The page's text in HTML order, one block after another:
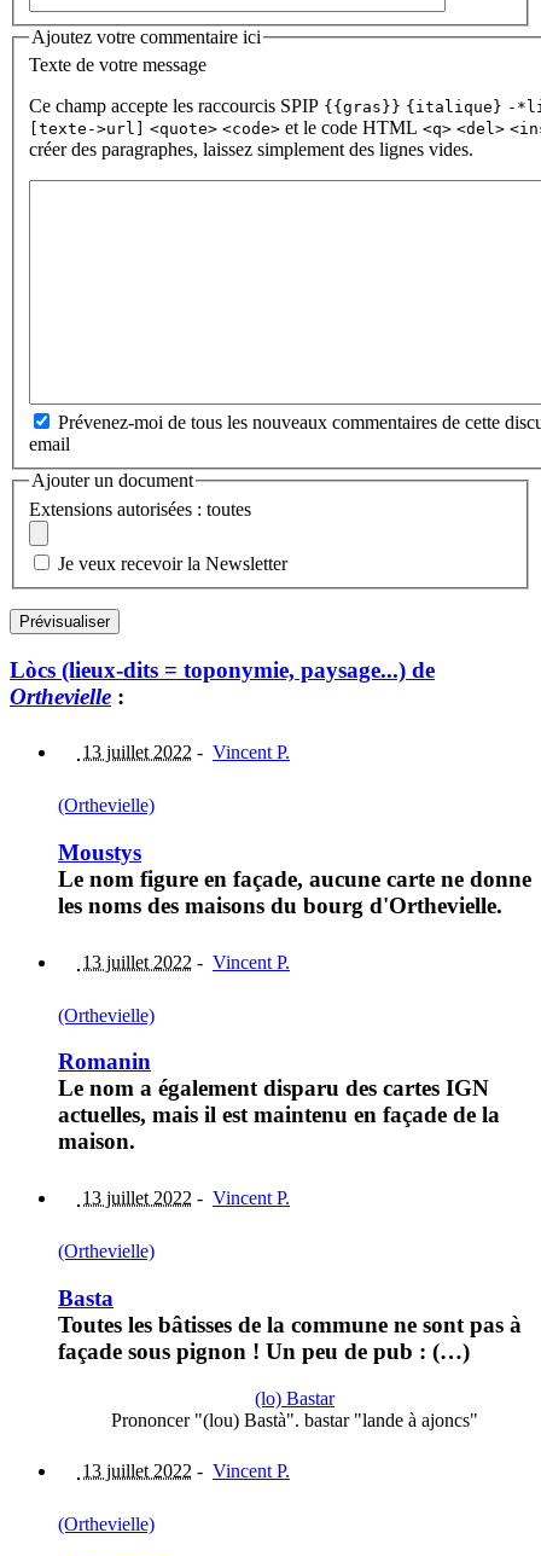
Ajoutez votre commentaire ici
Texte de votre message
Ce champ accepte les raccourcis SPIP {{gras}} {italique} -
[texte->url]
<quote> <code> et le code HTML <q> <del>
créer des paragraphes, laissez simplement des lignes vides.
Prévenez-moi de tous les nouveaux commentaires de cette
email
Ajouter un document
Extensions autorisées : toutes
Je veux recevoir la Newsletter
Lòcs (lieux-dits = toponymie, paysage...) de
Orthevielle :
13 juillet 2022 - Vincent P.
(Orthevielle)
Moustys
Le nom figure en façade, aucune carte ne donne
les noms des maisons du bourg d'Orthevielle.
13 juillet 2022 - Vincent P.
(Orthevielle)
Romanin
Le nom a également disparu des cartes IGN
actuelles, mais il est maintenu en façade de la
maison.
13 juillet 2022 - Vincent P.
(Orthevielle)
Basta
Toutes les bâtisses de la commune ne sont pas à
façade sous pignon ! Un peu de pub : (…)
(lo) Bastar
Prononcer "(lou) Bastà". bastar "lande à ajoncs"
13 juillet 2022 - Vincent P.
(Orthevielle)